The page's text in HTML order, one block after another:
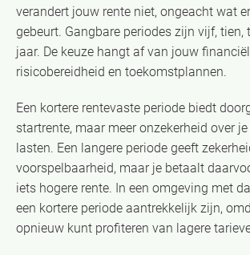
verandert jouw rente niet, ongeacht wat
gebeurt. Gangbare periodes zijn vijf,
jaar. De keuze hangt af van jouw
risicobereidheid en toekomstplannen.
Een kortere rentevaste periode biedt
startrente, maar meer onzekerheid over
lasten. Een langere periode geeft
voorspelbaarheid, maar je betaalt
iets hogere rente. In een omgeving met
een kortere periode aantrekkelijk zijn,
opnieuw kunt profiteren van lagere